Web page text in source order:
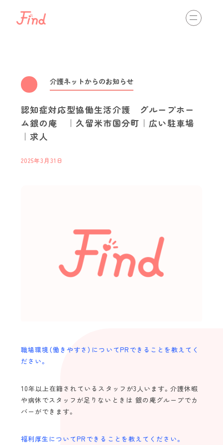
通いのサービス 訪問のサービス 入居のサービス
最新情報
スタッフインタビュー
view more
スタッフインタビュー
エバーガーデン久留米中央町 定期巡回 |
介護ネットからのお知らせ
認知症対応型協働生活介護 グループホー
ム銀の庵 ｜久留米市国分町｜広い駐車場
｜求人
2025年3月31日
職場環境（働きやすさ）についてPRできることを教えてく
ださい。
10年以上在籍されているスタッフが3人います。介護休暇
や病休でスタッフが足りないときは 銀の庵グループでカ
バーができます。
福利厚生についてPRできることを教えてください。